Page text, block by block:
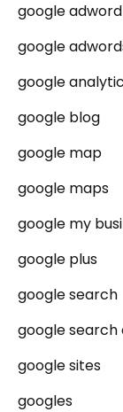
google adword
google
google
google blog
google map
google maps
google my
google plus
google search
google search
google sites
googles